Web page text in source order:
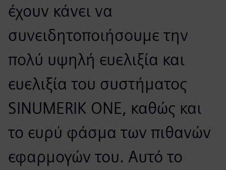
έχουν κάνει να
συνειδητοποιήσουμε την
πολύ υψηλή ευελιξία και
ευελιξία του συστήματος
SINUMERIK ONE, καθώς και
το ευρύ φάσμα των πιθανών
εφαρμογών του. Αυτό το